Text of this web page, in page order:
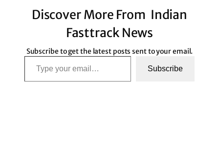
Discover More From Indian
Fasttrack News
Subscribe to get the latest posts sent to your email.
Type your email…
Subscribe